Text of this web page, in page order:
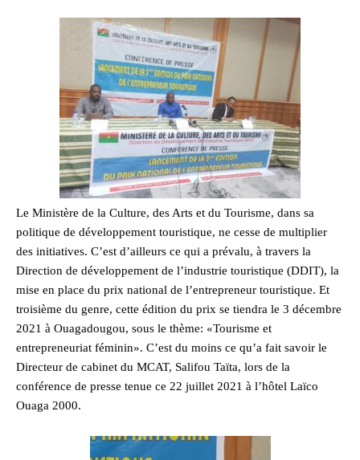
Le Ministère de la Culture, des Arts et du Tourisme, dans sa
politique de développement touristique, ne cesse de multiplier
des initiatives. C’est d’ailleurs ce qui a prévalu, à travers la
Direction de développement de l’industrie touristique (DDIT), la
mise en place du prix national de l’entrepreneur touristique. Et
troisième du genre, cette édition du prix se tiendra le 3 décembre
2021 à Ouagadougou, sous le thème: «Tourisme et
entrepreneuriat féminin». C’est du moins ce qu’a fait savoir le
Directeur de cabinet du MCAT, Salifou Taïta, lors de la
conférence de presse tenue ce 22 juillet 2021 à l’hôtel Laïco
Ouaga 2000.